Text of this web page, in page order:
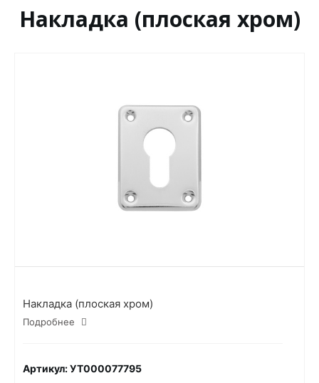
Накладка (плоская хром)
Накладка (плоская хром)
Подробнее
Артикул: УТ000077795